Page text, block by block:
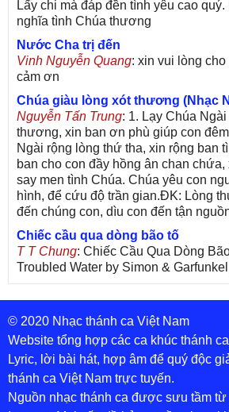
Lấy chi mà đáp đền tình yêu cao quý.
nghĩa tình Chúa thương
Nước Cha trị đến
Vinh Nguyễn Quang: xin vui lòng
cảm ơn
Chúa giàu lòng xót thương (Nhạc
Nguyễn Tấn Trung: 1. Lạy Chúa
thương, xin ban ơn phù giúp con
Ngài rộng lòng thứ tha, xin rộng ban
ban cho con đầy hồng ân chan
say men tình Chúa. Chúa yêu con
hình, để cứu độ trần gian.ĐK: Lòng
đến chúng con, dìu con đến tận
Chiếc cầu qua dòng bão tố
T T Chung: Chiếc Cầu Qua Dòng
Troubled Water by Simon &
26, 1970) Lời Việt: Nhạc Sĩ Vũ Đức
Chung Tử Lưu
De Colores! (Lời Việt)
Son Vu: Bài hát có lời chưa.Cám ơn
Bài ca dâng Mẹ
thuc : xin lòi bài hat ,bai ca dang
Theo gương Mẹ, con lên đường
© 2020 Nhạc thánh ca Việt Nam
Website tổng hợp các ca khúc thánh
Lyric, lời bài hát, hợp âm để quý độc
thánh ca Việt Nam trực tuyến.
Nguồn nhạc thánh ca được sưu tầm